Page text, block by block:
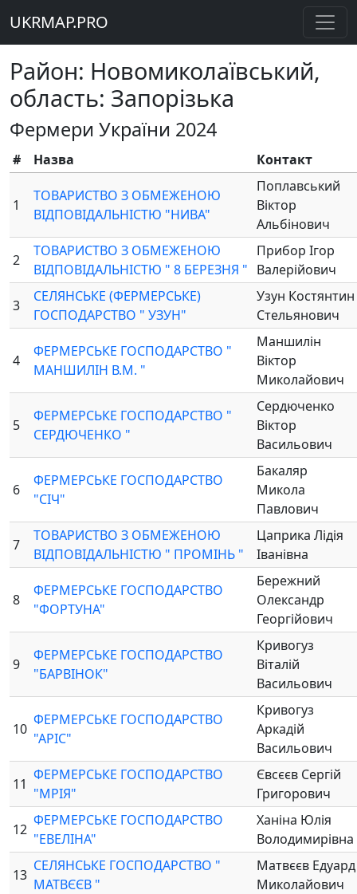
UKRMAP.PRO
Район: Новомиколаївський,
область: Запорізька
Фермери України 2024
# Назва Контакт
1
ТОВАРИСТВО З ОБМЕЖЕНОЮ
ВІДПОВІДАЛЬНІСТЮ "НИВА"
Поплавський
Віктор
Альбінович
2
ТОВАРИСТВО З ОБМЕЖЕНОЮ
ВІДПОВІДАЛЬНІСТЮ " 8 БЕРЕЗНЯ "
Прибор Ігор
Валерійович
3
СЕЛЯНСЬКЕ (ФЕРМЕРСЬКЕ)
ГОСПОДАРСТВО " УЗУН"
Узун Костянтин
Стельянович
4
ФЕРМЕРСЬКЕ ГОСПОДАРСТВО "
МАНШИЛІН В.М. "
Маншилін
Віктор
Миколайович
5
ФЕРМЕРСЬКЕ ГОСПОДАРСТВО "
СЕРДЮЧЕНКО "
Сердюченко
Віктор
Васильович
6
ФЕРМЕРСЬКЕ ГОСПОДАРСТВО
"СІЧ"
Бакаляр
Микола
Павлович
7
ТОВАРИСТВО З ОБМЕЖЕНОЮ
ВІДПОВІДАЛЬНІСТЮ " ПРОМІНЬ "
Цаприка Лідія
Іванівна
8
ФЕРМЕРСЬКЕ ГОСПОДАРСТВО
"ФОРТУНА"
Бережний
Олександр
Георгійович
9
ФЕРМЕРСЬКЕ ГОСПОДАРСТВО
"БАРВІНОК"
Кривогуз
Віталій
Васильович
10
ФЕРМЕРСЬКЕ ГОСПОДАРСТВО
"АРІС"
Кривогуз
Аркадій
Васильович
11
ФЕРМЕРСЬКЕ ГОСПОДАРСТВО
"МРІЯ"
Євсєєв Сергій
Григорович
12
ФЕРМЕРСЬКЕ ГОСПОДАРСТВО
"ЕВЕЛІНА"
Ханіна Юлія
Володимирівна
13
СЕЛЯНСЬКЕ ГОСПОДАРСТВО "
МАТВЄЄВ "
Матвєєв Едуард
Миколайович